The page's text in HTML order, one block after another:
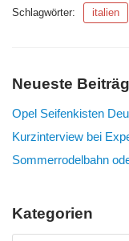
Schlagwörter: italien
Neueste
Opel Seifenkisten
Kurzinterview bei
Sommerrodelbahn
Kategorien